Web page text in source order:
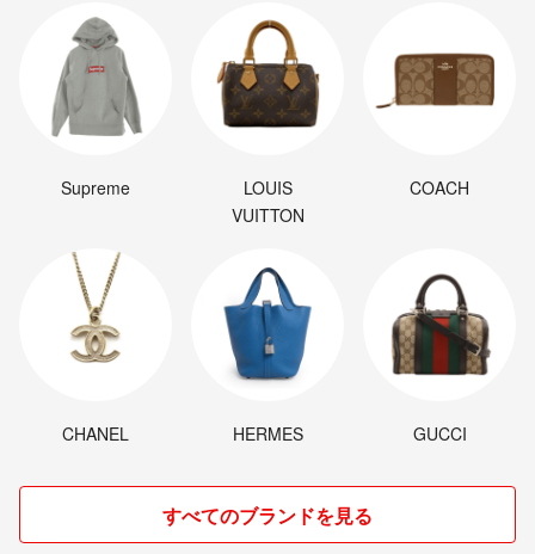
Supreme
LOUIS
VUITTON
COACH
CHANEL HERMES GUCCI
すべてのブランドを見る